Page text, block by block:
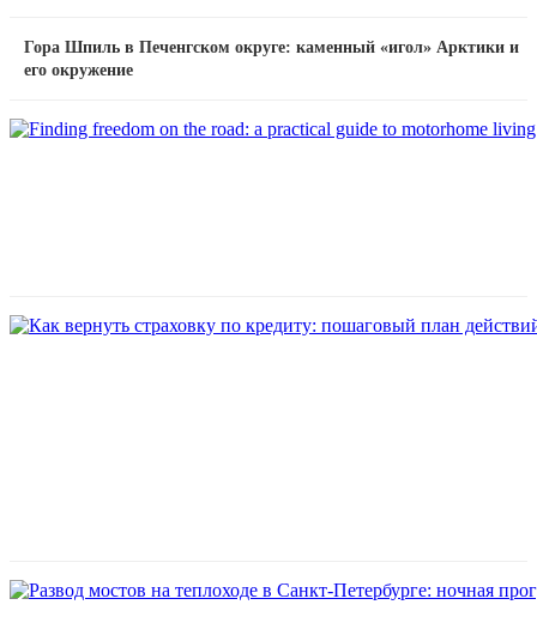
Гора Шпиль в Печенгском округе: каменный «игол» Арктики и
его окружение